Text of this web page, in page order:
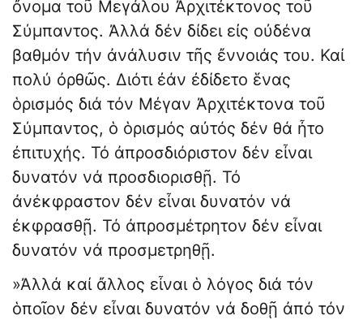
ὄνομα τοῦ Μεγάλου Ἀρχιτέκτονος τοῦ
Σύμπαντος. Ἀλλά δέν δίδει εἰς οὐδένα
βαθμόν τήν ἀνάλυσιν τῆς ἔννοιάς του. Καί
πολύ ὀρθῶς. Διότι ἐάν ἐδίδετο ἕνας
ὁρισμός διά τόν Μέγαν Ἀρχιτέκτονα τοῦ
Σύμπαντος, ὁ ὁρισμός αὐτός δέν θά ἦτο
ἐπιτυχής. Τό ἀπροσδιόριστον δέν εἶναι
δυνατόν νά προσδιορισθῇ. Τό
ἀνέκφραστον δέν εἶναι δυνατόν νά
ἐκφρασθῇ. Τό ἀπροσμέτρητον δέν εἶναι
δυνατόν νά προσμετρηθῇ.
»Ἀλλά καί ἄλλος εἶναι ὁ λόγος διά τόν
ὁποῖον δέν εἶναι δυνατόν νά δοθῇ ἀπό τόν